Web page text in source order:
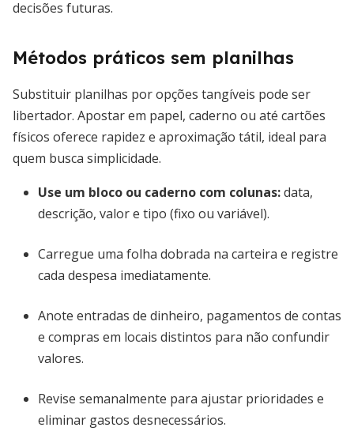
decisões futuras.
Métodos práticos sem planilhas
Substituir planilhas por opções tangíveis pode ser
libertador. Apostar em papel, caderno ou até cartões
físicos oferece rapidez e aproximação tátil, ideal para
quem busca simplicidade.
Use um bloco ou caderno com colunas:data,
descrição, valor e tipo (fixo ou variável).
Carregue uma folha dobrada na carteira e registre
cada despesa imediatamente.
Anote entradas de dinheiro, pagamentos de contas
e compras em locais distintos para não confundir
valores.
Revise semanalmente para ajustar prioridades e
eliminar gastos desnecessários.